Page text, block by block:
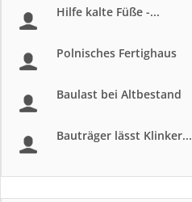
Hilfe kalte Füße -...
Polnisches Fertighaus
Baulast bei Altbestand
Bauträger lässt Klinker...